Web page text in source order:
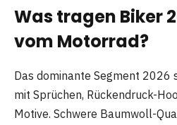
Was tragen Biker
vom Motorrad?
Das dominante Segment 2026
mit Sprüchen, Rückendruck-
Motive. Schwere Baumwoll-